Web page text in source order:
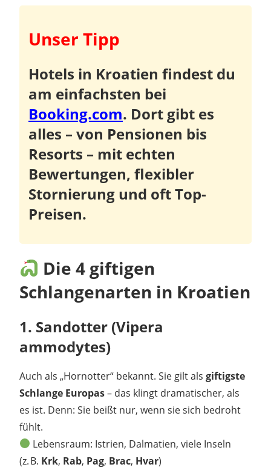
Unser Tipp
Hotels in Kroatien findest du
am einfachsten bei
Booking.com. Dort gibt es
alles – von Pensionen bis
Resorts – mit echten
Bewertungen, flexibler
Stornierung und oft Top-
Preisen.
Die 4 giftigen
Schlangenarten in Kroatien
1. Sandotter (Vipera
ammodytes)
Auch als „Hornotter“ bekannt. Sie gilt als giftigste
Schlange Europas– das klingt dramatischer, als
es ist. Denn: Sie beißt nur, wenn sie sich bedroht
fühlt.
Lebensraum: Istrien, Dalmatien, viele Inseln
(z. B. Krk, Rab, Pag, Brac, Hvar)